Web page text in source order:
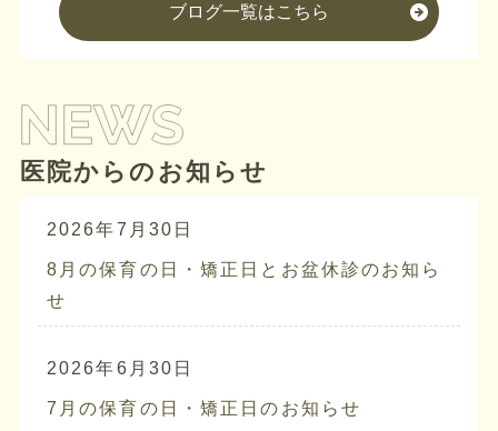
ブログ一覧はこちら
医院からのお知らせ
2026年7月30日
8月の保育の日・矯正日とお盆休診のお知ら
せ
2026年6月30日
7月の保育の日・矯正日のお知らせ